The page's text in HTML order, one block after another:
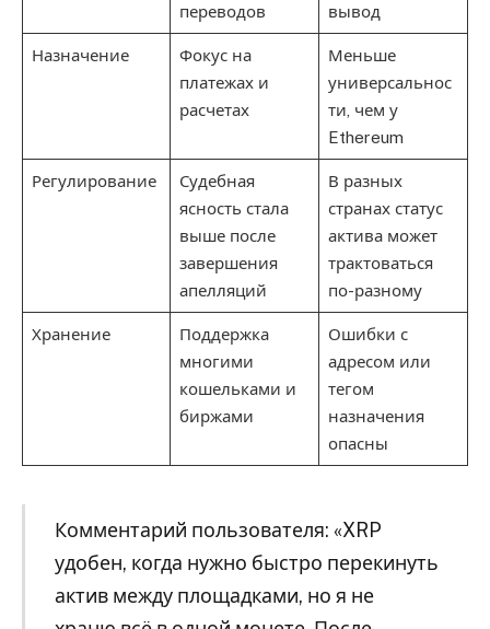
переводов
вывод
Назначение
Фокус на
платежах и
расчетах
Меньше
универсальнос
ти, чем у
Ethereum
Регулирование
Судебная
ясность стала
выше после
завершения
апелляций
В разных
странах статус
актива может
трактоваться
по-разному
Хранение
Поддержка
многими
кошельками и
биржами
Ошибки с
адресом или
тегом
назначения
опасны
Комментарий пользователя: «XRP
удобен, когда нужно быстро перекинуть
актив между площадками, но я не